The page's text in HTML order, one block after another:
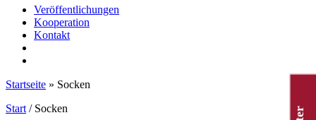
Veröffentlichungen
Kooperation
Kontakt
Startseite » Socken
Start / Socken